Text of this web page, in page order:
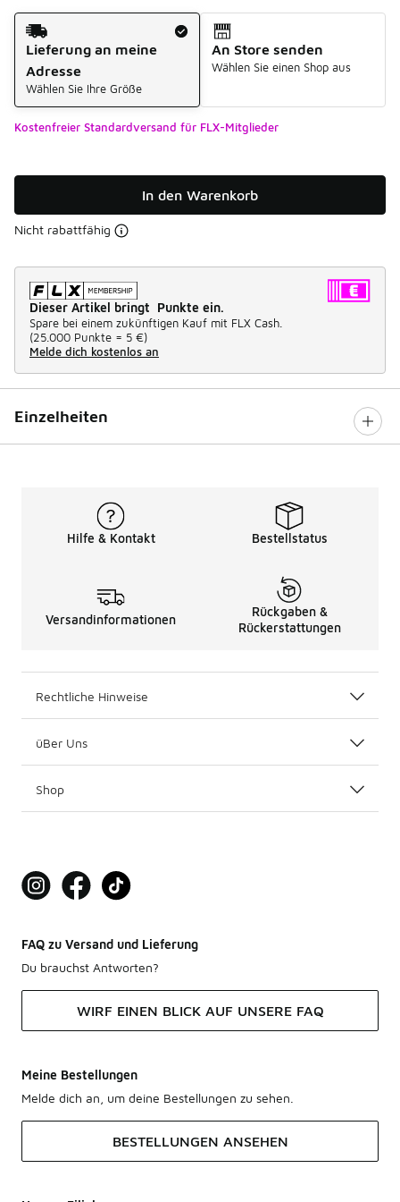
Versandart
Lieferung an meine
Adresse
Wählen Sie Ihre Größe
An Store senden
Wählen Sie einen Shop aus
Kostenfreier Standardversand für FLX-Mitglieder
In den Warenkorb
Nicht rabattfähig
Dieser Artikel bringt Punkte ein.
Spare bei einem zukünftigen Kauf mit FLX Cash.
(25.000 Punkte = 5 €)
Melde dich kostenlos an
Einzelheiten
Hilfe & Kontakt Bestellstatus
Versandinformationen
Rückgaben &
Rückerstattungen
Rechtliche Hinweise
üBer Uns
Shop
FAQ zu Versand und Lieferung
Du brauchst Antworten?
WIRF EINEN BLICK AUF UNSERE FAQ
Meine Bestellungen
Melde dich an, um deine Bestellungen zu sehen.
BESTELLUNGEN ANSEHEN